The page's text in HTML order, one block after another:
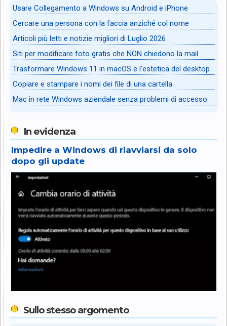
Usare Collegamento a Windows su Android e iPhone
Cercare una persona con la faccia anziché col nome
Articoli più letti e notizie migliori di Luglio 2026
Siti per modificare foto gratis che NON chiedono la mail
Trasformare Windows 11 in macOS e l'estetica del desktop
Copiare e stampare i nomi dei file di una cartella
Mac in rete Windows aziendale senza problemi di accesso
In evidenza
Impedire a Windows di riavviarsi da solo
dopo gli update
Sullo stesso argomento